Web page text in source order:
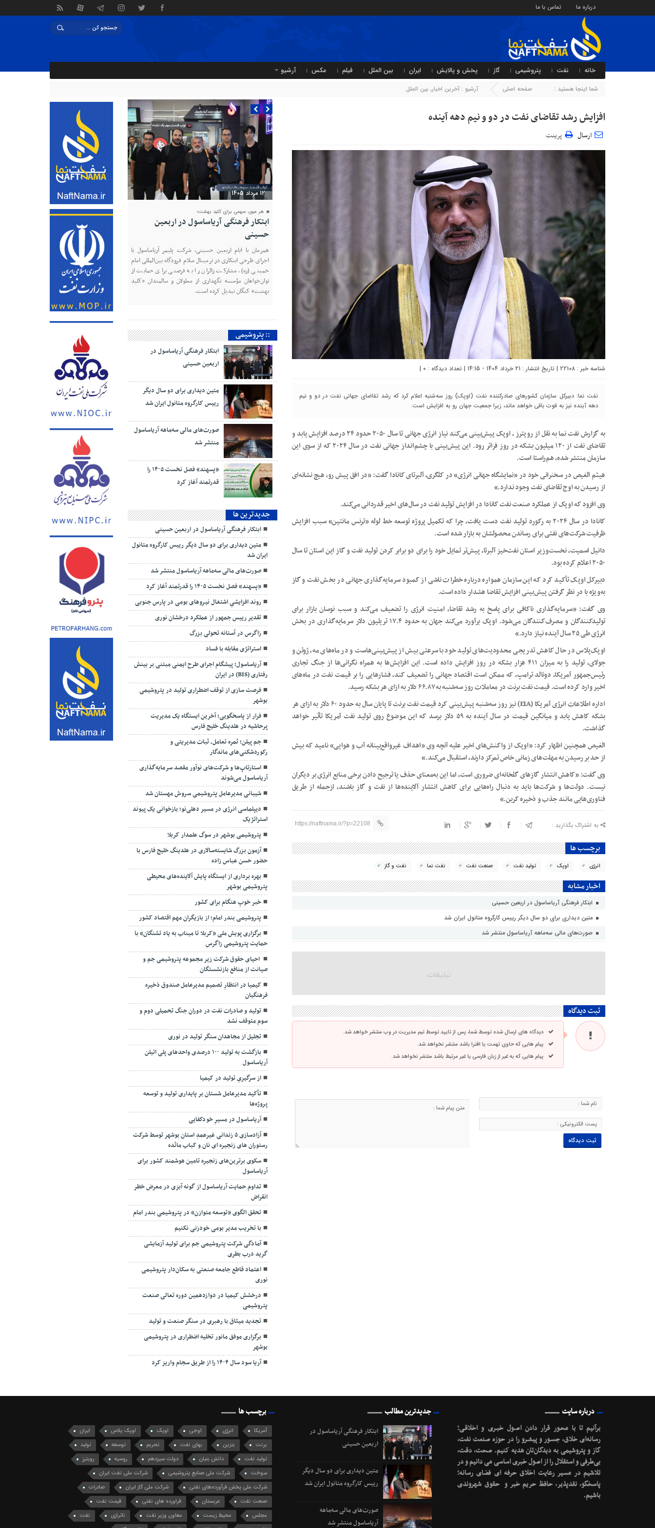
درباره ما تماس با ما
خانه نفت پتروشیمی گاز پخش و پالایش ایران بین الملل فیلم عکس آرشیو
شما اینجا هستید : صفحه اصلی آرشیو : آخرین اخبار, بین الملل
افزایش‌ رشد تقاضای نفت در دو و نیم دهه آینده
ارسال پرینت
شناسه خبر : 22108 | تاریخ انتشار : 21 خرداد 1404 - 14:15 | تعداد دیدگاه : ۰ |
نفت نما: دبیرکل سازمان کشورهای صادرکننده نفت (اوپک) روز سه‌شنبه اعلام کرد که رشد تقاضای جهانی نفت در دو و نیم
دهه آینده نیز به قوت باقی خواهد ماند، زیرا جمعیت جهان رو به افزایش است.
به گزارش نفت نما به نقل از رویترز ، اوپک پیش‌بینی می‌کند نیاز انرژی جهانی تا سال ۲۰۵۰ حدود ۲۴ درصد افزایش یابد و
تقاضای نفت از ۱۲۰ میلیون بشکه در روز فراتر رود. این پیش‌بینی با چشم‌انداز جهانی نفت در سال ۲۰۲۴ که از سوی این
سازمان منتشر شده، هم‌راستا است.
هیثم الغیص در سخنرانی خود در «نمایشگاه جهانی انرژی» در کلگری، آلبرتای کانادا گفت: «در افق پیش رو، هیچ نشانه‌ای
از رسیدن به اوج تقاضای نفت وجود ندارد.»
وی افزود که اوپک از عملکرد صنعت نفت کانادا در افزایش تولید نفت در سال‌های اخیر قدردانی می‌کند.
کانادا در سال ۲۰۲۴ به رکورد تولید نفت دست یافت، چرا که تکمیل پروژه توسعه خط لوله «ترنس مانتین» سبب افزایش
ظرفیت شرکت‌های نفتی برای رساندن محصولشان به بازار شده است.
دانیل اسمیت، نخست‌وزیر استان نفت‌خیز آلبرتا، پیش‌تر تمایل خود را برای دو برابر کردن تولید نفت و گاز این استان تا سال
۲۰۵۰ اعلام کرده بود.
دبیرکل اوپک تأکید کرد که این سازمان همواره درباره خطرات ناشی از کمبود سرمایه‌گذاری جهانی در بخش نفت و گاز
به‌ویژه با در نظر گرفتن پیش‌بینی افزایش تقاضا هشدار داده است.
وی گفت: «سرمایه‌گذاری ناکافی برای پاسخ به رشد تقاضا، امنیت انرژی را تضعیف می‌کند و سبب نوسان بازار برای
تولیدکنندگان و مصرف‌کنندگان می‌شود. اوپک برآورد می‌کند جهان به حدود ۱۷.۴ تریلیون دلار سرمایه‌گذاری در بخش
انرژی طی ۲۵ سال آینده نیاز دارد.»
اوپک‌پلاس در حال کاهش تدریجی محدودیت‌های تولید خود با سرعتی بیش از پیش‌بینی‌هاست و در ماه‌های مه، ژوئن و
جولای، تولید را به میزان ۴۱۱ هزار بشکه در روز افزایش داده است. این افزایش‌ها به همراه نگرانی‌ها از جنگ تجاری
رئیس‌جمهور آمریکا، دونالد ترامپ، که ممکن است اقتصاد جهانی را تضعیف کند، فشارهایی را بر قیمت نفت در ماه‌های
اخیر وارد کرده است. قیمت نفت برنت در معاملات روز سه‌شنبه به ۶۶.۸۷ دلار به ازای هر بشکه رسید.
اداره اطلاعات انرژی آمریکا (EIA) نیز روز سه‌شنبه پیش‌بینی کرد قیمت نفت برنت تا پایان سال به حدود ۶۰ دلار به ازای هر
بشکه کاهش یابد و میانگین قیمت در سال آینده به ۵۹ دلار برسد که این موضوع روی تولید نفت آمریکا تأثیر خواهد
گذاشت.
الغیص همچنین اظهار کرد: «اوپک از واکنش‌های اخیر علیه آنچه وی «اهداف غیرواقع‌بینانه آب و هوایی» نامید که بیش
از حد بر رسیدن به مهلت‌های زمانی خاص تمرکز دارند، استقبال می‌کند.»
وی گفت: «کاهش انتشار گازهای گلخانه‌ای ضروری است، اما این به‌معنای حذف یا ترجیح دادن برخی منابع انرژی بر دیگران
نیست. دولت‌ها و شرکت‌ها باید به دنبال راه‌هایی برای کاهش انتشار آلاینده‌ها از نفت و گاز باشند، ازجمله از طریق
فناوری‌هایی مانند جذب و ذخیره کربن.»
به اشتراک بگذارید : https://naftnama.ir/?p=22108
برچسب ها
انرژی اوپک تولید نفت صنعت نفت نفت نما نفت و گاز
اخبار مشابه
ابتکار فرهنگی آریاساسول در اربعین حسینی
متین دیداری برای دو سال دیگر رییس کارگروه متانول ایران شد
صورت‌های مالی سه‌ماهه آریاساسول منتشر شد
ثبت دیدگاه
دیدگاه های ارسال شده توسط شما، پس از تایید توسط تیم مدیریت در وب منتشر خواهد شد.
پیام هایی که حاوی تهمت یا افترا باشد منتشر نخواهد شد.
پیام هایی که به غیر از زبان فارسی یا غیر مرتبط باشد منتشر نخواهد شد.
11 مرداد 1405
متین دیداری برای دو سال دیگر رییس
کارگروه متانول ایران شد
متانول ایران، دکتر متین دیداری، مدیرعامل و‌ نائب رییس
هیئت مدیره شرکت پتروشیمی زاگرس، با رأی اعضای این
کارگروه، برای یک دوره دو ساله دیگر به عنوان رئیس کارگروه
متانول ایران انتخاب شد.
:: پتروشیمی
ابتکار فرهنگی آریاساسول در
اربعین حسینی
متین دیداری برای دو سال دیگر
رییس کارگروه متانول ایران شد
صورت‌های مالی سه‌ماهه آریاساسول
منتشر شد
«پسهند» فصل نخست ۱۴۰۵ را
قدرتمند آغاز کرد
جديدترين ها
ابتکار فرهنگی آریاساسول در اربعین حسینی
متین دیداری برای دو سال دیگر رییس کارگروه متانول
ایران شد
صورت‌های مالی سه‌ماهه آریاساسول منتشر شد
«پسهند» فصل نخست ۱۴۰۵ را قدرتمند آغاز کرد
روند افزایشیِ اشتغال نیروهای بومی در پارس جنوبی
تقدیر رییس جمهور از عملکرد درخشان نوری
زاگرس در آستانه تحولی بزرگ
استراتژی مقابله با فساد
آریاساسول؛ پیشگام اجرای طرح ایمنی مبتنی بر بینش
رفتاری (BIS) در ایران
فرصت سازی از توقف اضطراری تولید در پتروشیمی
بوشهر
فرار از پاسخگویی؛ آخرین ایستگاه یک مدیریت
پرحاشیه در هلدینگ خلیج فارس
جم پیلن؛ ثمره تعامل، ثبات مدیریتی و
رکوردشکنی‌های ماندگار
استارتاپ‌ها و شرکت‌های نوآور مقصد سرما‌یه‌گذاری
آریاساسول می‌شوند
شیبانی مدیرعامل پتروشیمی سروش مهستان شد
دیپلماسی انرژی در مسیر دهلی‌نو؛ بازخوانی یک پیوند
استراتژیک
پتروشیمی بوشهر در سوگ علمدار کربلا
آزمون بزرگ شایسته‌سالاری در هلدینگ خلیج فارس با
حضور حسن عباس زاده
بهره برداری از ایستگاه پایش آلاینده‌های محیطی
پتروشیمی بوشهر
خبر خوبِ هنگام برای کشور
پتروشیمی بندر امام؛ از بازیگران مهم اقتصاد کشور
برگزاری پویش ملی «کربلا تا میناب به یاد تشنگان» با
حمایت پتروشیمی زاگرس
احیای حقوق شرکت زیر مجموعه پتروشیمی جم و
صیانت از منافع بازنشستگان
کیمیا در انتظارِ تصمیم مدیرعامل صندوق ذخیره
فرهنگیان
تولید و صادرات نفت در دوران جنگ تحمیلی دوم و
سوم متوقف نشد
تجلیل از مجاهدان سنگر تولید در نوری
بازگشت به تولید ۱۰۰ درصدی واحدهای پلی اتیلن
آریاساسول
از سرگیریِ تولید در کیمیا
تأکید مدیرعامل شستان بر پایداری تولید و توسعه
پروژه‌ها
آریاساسول در مسیرِ خودکفایی
آزادسازی ۵ زندانی غیرعمدِ استان بوشهر توسط شرکت
رستوران های زنجیره ای نان و کباب مائده
سکوی برترین‌های زنجیره تامین هوشمند کشور برای
آریاساسول
تداوم حمایت آریاساسول از گونه آبزی در معرض خطر
انقراض
تحقق الگوی «توسعه متوازن» در پتروشیمی بندر امام
با تخریب مدیر بومی خودزنی نکنیم
آمادگی شرکت پتروشیمی جم برای تولید آزمایشی
گرید درب بطری
اعتماد قاطع جامعه صنعتی به سکان‌دار پتروشیمی
نوری
درخشش کیمیا در دوازدهمین دوره تعالی صنعت
پتروشیمی
تجدید میثاق با رهبری در سنگر صنعت و تولید
برگزاری موفق مانور تخلیه اضطراری در پتروشیمی
بوشهر
آریا سود سال ۱۴۰۴ را از طریق سجام واریز کرد
درباره سایت
برآنیم تا با محـور قرار دادن اصـول خبـری و اخلاقـی؛
رسانه‌ای خلاق، جسـور و پیشـرو را در حوزه صنعت نفت،
گاز و پتروشیمی به دیدگان‌تان هدیه کنیم.صحت، دقت،
بی‌طرفی و استقلال را از اصول خبری اساسی می دانیم و در
تلاشیم در مسیر رعایت اخلاق حرفه ای فضای رسانه؛
پاسخگو، نقدپذیر، حافظ حریم خبر و حقوق شهروندی
باشیم.
جدیدترین مطالب
اربعین حسینی
رییس کارگروه متانول ایران شد
آریاساسول منتشر شد
برچسب ها
آمریکا انرژی اوجی اوپک اوپک پلاس
ایران
برنت
بنزین بهای نفت تحریم توسعه
تولید
تولید نفت
دانش بنیان دولت سیزدهم روسیه
رویترز
سوخت
شرکت ملی صنایع پتروشیمی
شرکت ملی نفت ایران
شرکت ملی پخش فرآورده‌های نفتی
شرکت ملی گاز ایران
صادرات
صنعت نفت
عربستان فراورده های نفتی
قیمت نفت
مجلس
محیط زیست معاون وزیر نفت ناترازی
نفت
نفت برنت
نفت خام نفت نما نفت و گاز